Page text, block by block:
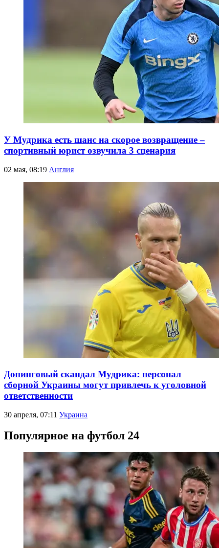
У Мудрика есть шанс на скорое возвращение –
спортивный юрист озвучила 3 сценария
02 мая, 08:19 Англия
Допинговый скандал Мудрика: персонал
сборной Украины могут привлечь к уголовной
ответственности
30 апреля, 07:11 Украина
Популярное на футбол 24